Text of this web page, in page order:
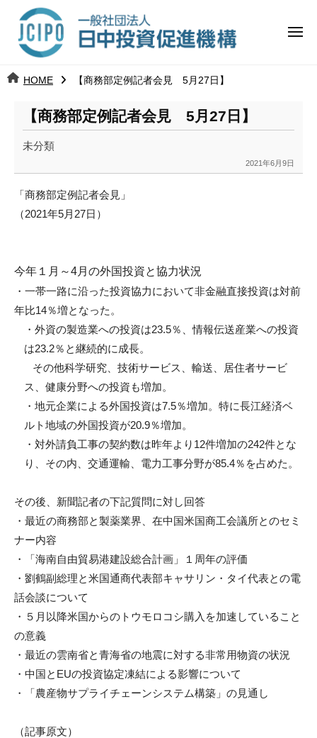
ツ 日
中
投
資
促
構
j
メ
HOME 【商務部定例記者会見 5月27日】
【商務部定例記者会見 5月27日】
未分類
2021年6月9日
k
a
u
「商務部定例記者会見」
（2021年5月 27日 ）
今年１月～4月の外国投資と協力状況
・一帯一路に沿った投資協力において非金融直接投資は対前
年比14％増となった。
・外資の製造業への投資は23.5％、情報伝送産業への投資
は23.2％と継続的に成長。
その他科学研究、技術サービス、輸送、居住者サービ
ス、 健康分野への投資も増加。
・地元企業による外国投資は7.5％増加。 特に長江経済ベ
ルト地域の外国投資が20.9％増加。
・対外請負工事の契約数は昨年より 12件増加の242件とな
り
、その内、交通運輸、電力工事分野が85.4％を占めた。
その後、新聞記者の下記質問に対し回答
・最近の商務部と製薬業界、 在中国米国商工会議所とのセミ
ナー内容
・「海南自由貿易港建設総合計画」１周年の評価
・劉鶴副総理と米国通商代表部キャサリン・タイ代表との電
話会談について
・５月以降米国からのトウモロコシ購入を加速していること
の意義
・最近の雲南省と青海省の地震に対する非常用物資の状況
・中国と EUの投資協定凍結による影響について
・「農産物サプライチェーンシステム構築」の見通し
（記事原文）
日
中
資
進
構